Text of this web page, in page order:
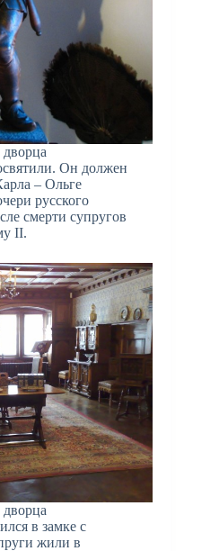
Он должен
– Ольге
русского
смерти супругов
II.
в замке с
жили в